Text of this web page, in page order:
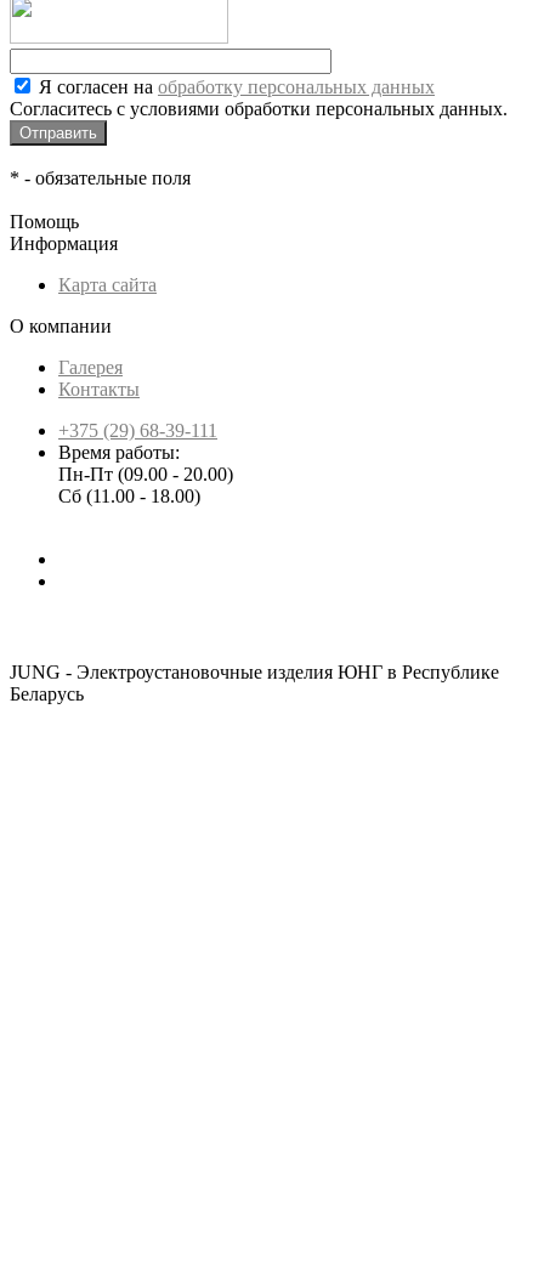
Я согласен на обработку персональных данных
Согласитесь с условиями обработки персональных данных.
* - обязательные поля
Помощь
Информация
Карта сайта
О компании
Галерея
Контакты
+375 (29) 68-39-111
Время работы:
Пн-Пт (09.00 - 20.00)
Сб (11.00 - 18.00)
JUNG - Электроустановочные изделия ЮНГ в Республике
Беларусь